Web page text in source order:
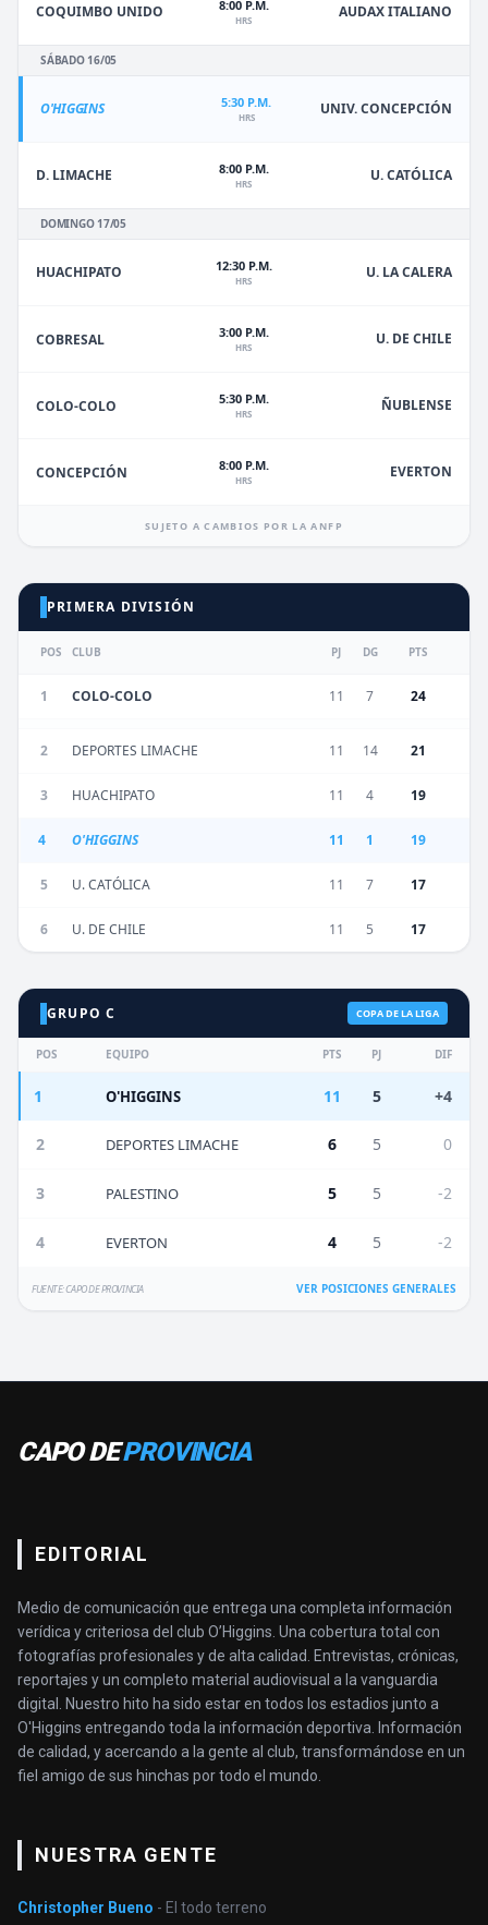
COQUIMBO UNIDO 8:00 P.M.
HRS AUDAX ITALIANO
SÁBADO 16/05
O'HIGGINS 5:30 P.M.
HRS UNIV. CONCEPCIÓN
D. LIMACHE 8:00 P.M.
HRS U. CATÓLICA
DOMINGO 17/05
HUACHIPATO 12:30 P.M.
HRS U. LA CALERA
COBRESAL 3:00 P.M.
HRS U. DE CHILE
COLO-COLO 5:30 P.M.
HRS ÑUBLENSE
CONCEPCIÓN 8:00 P.M.
HRS EVERTON
SUJETO A CAMBIOS POR LA ANFP
PRIMERA DIVISIÓN
POS CLUB PJ DG PTS
1 COLO-COLO 11 7 24
2 DEPORTES LIMACHE 11 14 21
3 HUACHIPATO 11 4 19
4 O'HIGGINS 11 1 19
5 U. CATÓLICA 11 7 17
6 U. DE CHILE 11 5 17
GRUPO C COPA DE LA LIGA
POS EQUIPO PTS PJ DIF
1 O'HIGGINS 11 5 +4
2 DEPORTES LIMACHE 6 5 0
3 PALESTINO 5 5 -2
4 EVERTON 4 5 -2
FUENTE: CAPO DE PROVINCIA VER POSICIONES GENERALES
CAPO DEPROVINCIA
EDITORIAL
Medio de comunicación que entrega una completa información
verídica y criteriosa del club O’Higgins. Una cobertura total con
fotografías profesionales y de alta calidad. Entrevistas, crónicas,
reportajes y un completo material audiovisual a la vanguardia
digital. Nuestro hito ha sido estar en todos los estadios junto a
O'Higgins entregando toda la información deportiva. Información
de calidad, y acercando a la gente al club, transformándose en un
fiel amigo de sus hinchas por todo el mundo.
NUESTRA GENTE
Christopher Bueno - El todo terreno